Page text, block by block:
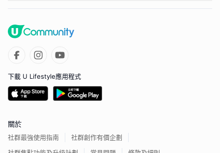
下載 U Lifestyle應用程式
關於
社群最強使用指南
社群創作有價企劃